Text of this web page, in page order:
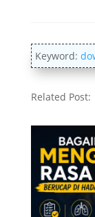
Keyword:
Related Post: